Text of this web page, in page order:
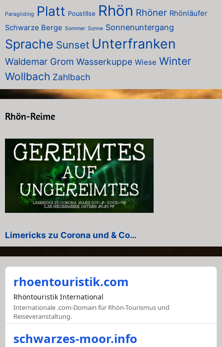
Paragliding Platt PoustIlse Rhön Rhöner Rhönläufer
Schwarze Berge Sommer Sonne Sonnenuntergang
Sprache Sunset Unterfranken
Waldemar Grom Wasserkuppe Wiese Winter
Wollbach Zahlbach
Rhön-Reime
Limericks zu Corona und & Co…
rhoentouristik.com
Rhöntouristik International
Internationale .com-Domain für Rhön-Tourismus und
Reiseveranstaltung.
schwarzes-moor.info